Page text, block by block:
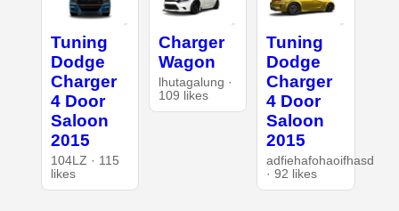
Tuning
Dodge
Charger
4 Door
Saloon
2015
104LZ · 115
likes
Charger
Wagon
lhutagalung ·
109 likes
Tuning
Dodge
Charger
4 Door
Saloon
2015
adfiehafohaoifhasd
· 92 likes